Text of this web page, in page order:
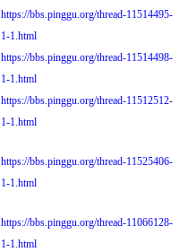
https://bbs.pinggu.org/thread-11514495-
1-1.html
https://bbs.pinggu.org/thread-11514498-
1-1.html
https://bbs.pinggu.org/thread-11512512-
1-1.html
https://bbs.pinggu.org/thread-11525406-
1-1.html
https://bbs.pinggu.org/thread-11066128-
1-1.html